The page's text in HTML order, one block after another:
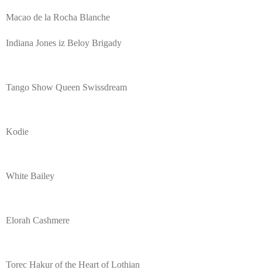
Macao de la Rocha Blanche
Indiana Jones iz Beloy Brigady
Tango Show Queen Swissdream
Kodie
White Bailey
Elorah Cashmere
Torec Hakur of the Heart of Lothian